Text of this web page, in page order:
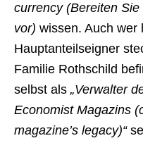
currency (Bereiten
vor) wissen. Auch wer
Hauptanteilseigner
Familie Rothschild
selbst als „Verwalter
Economist Magazins
magazine’s legacy)“